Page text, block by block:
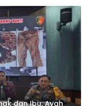
dan Ibu, Ayah